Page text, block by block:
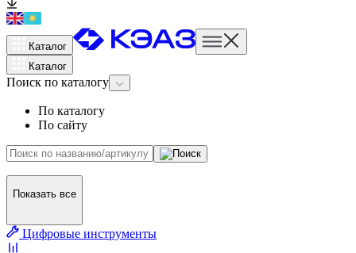
Каталог
Каталог
Поиск по каталогу
По каталогу
По сайту
Показать все
Цифровые инструменты